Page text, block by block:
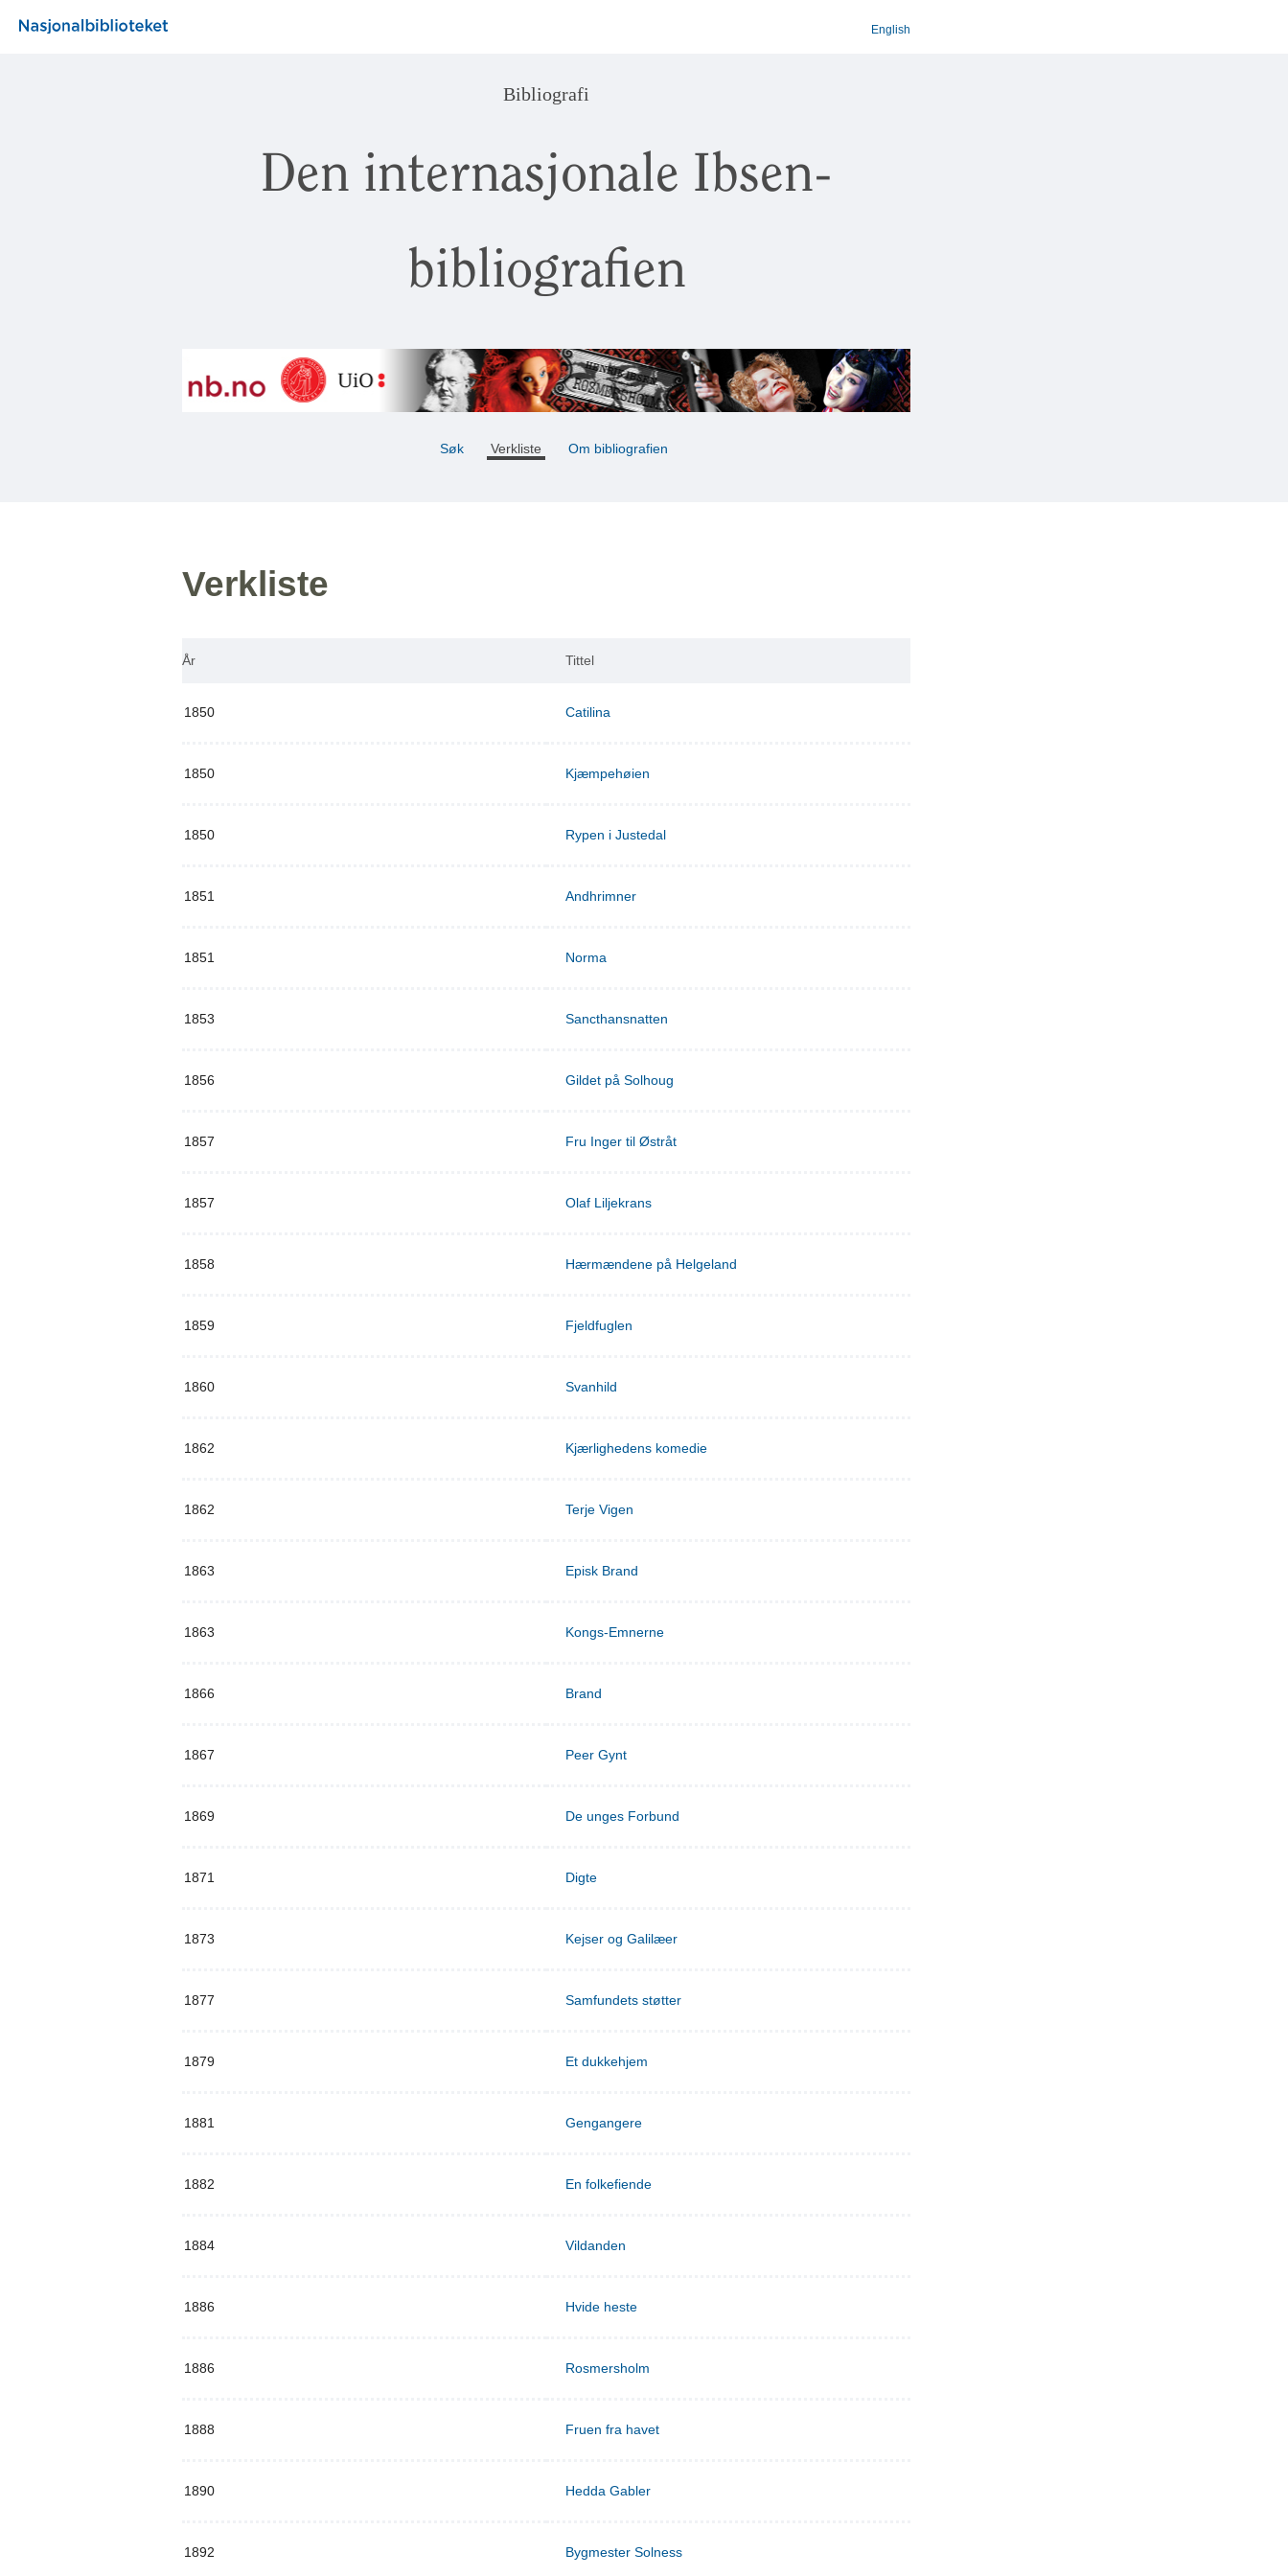
English
Bibliografi
Den internasjonale Ibsen-
bibliografien
Søk Verkliste Om bibliografien
Verkliste
År Tittel
1850 Catilina
1850 Kjæmpehøien
1850 Rypen i Justedal
1851 Andhrimner
1851 Norma
1853 Sancthansnatten
1856 Gildet på Solhoug
1857 Fru Inger til Østråt
1857 Olaf Liljekrans
1858 Hærmændene på Helgeland
1859 Fjeldfuglen
1860 Svanhild
1862 Kjærlighedens komedie
1862 Terje Vigen
1863 Episk Brand
1863 Kongs-Emnerne
1866 Brand
1867 Peer Gynt
1869 De unges Forbund
1871 Digte
1873 Kejser og Galilæer
1877 Samfundets støtter
1879 Et dukkehjem
1881 Gengangere
1882 En folkefiende
1884 Vildanden
1886 Hvide heste
1886 Rosmersholm
1888 Fruen fra havet
1890 Hedda Gabler
1892 Bygmester Solness